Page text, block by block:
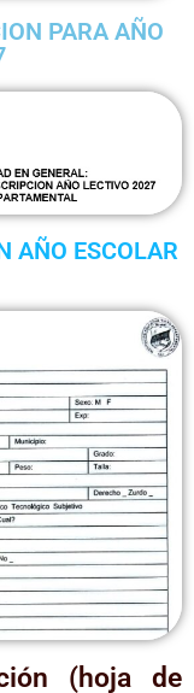
PARA AÑO
AÑO ESCOLAR
(hoja de